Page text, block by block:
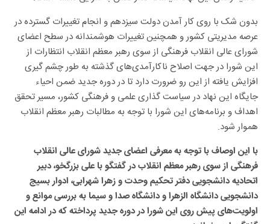
بدون شک با روی کار آمدن دولت سیزدهم و انجام تغییرات گسترده در
عرصه مدیریتی کشور و همچنین تغییرات هوشمندانه در سطح اعضای
شورای عالی انقلاب فرهنگی از سوی رهبر معظم انقلاب انتظارات از
این شورا در جهت اصلاح ناکارآمدی‌های گذشته به طور چشم گیری
افزایش یافته از این رو ضرورت دارد تا در دوره جدید ضمن احیاء
جایگاه این نهاد در سیاست گذاری علمی و فرهنگی کشور، مسیر تحقق
اهداف و برنامه‌های این شورا با توجه به مطالبات رهبر معظم انقلاب
هموار شود.
با این اوصاف با توجه به معرفی اعضای جدید شورای عالی انقلاب
فرهنگی از سوی رهبر معظم انقلاب در گفتگو با علی بزرگخو، دبیر
اتحادیه دانشجویی دفتر تحکیم وحدت و زهرا شهرابی، ادوار بسیج
دانشجویی دانشگاه الزهرا و دانشگاه صدا و سیما به بررسی موانع و
اولویت‌های پیش روی این شورا در دوره جدید پرداخته که در ادامه این
گفتگو را می‌خوانید.